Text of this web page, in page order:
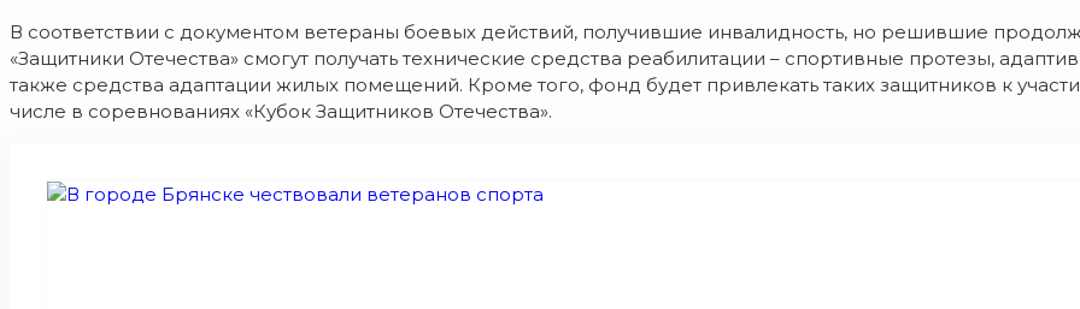
В соответствии с документом ветераны боевых действий, получившие инвалидность, но решившие
«Защитники Отечества» смогут получать технические средства реабилитации – спортивные протезы,
также средства адаптации жилых помещений. Кроме того, фонд будет привлекать таких защитников к
числе в соревнованиях «Кубок Защитников Отечества».